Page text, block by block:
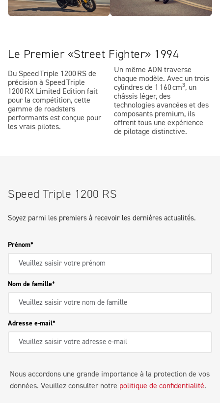
Le Premier «Street Fighter» 1994
Du Speed Triple 1200 RS de
précision à Speed Triple
1200 RX Limited Edition fait
pour la compétition, cette
gamme de roadsters
performants est conçue pour
les vrais pilotes.
Un même ADN traverse
chaque modèle. Avec un trois
cylindres de 1 160 cm3, un
châssis léger, des
technologies avancées et des
composants premium, ils
offrent tous une expérience
de pilotage distinctive.
Speed Triple 1200 RS
Soyez parmi les premiers à recevoir les dernières actualités.
Prénom
Nom de famille
Adresse e-mail
Nous accordons une grande importance à la protection de vos
données. Veuillez consulter notre politique de confidentialité.